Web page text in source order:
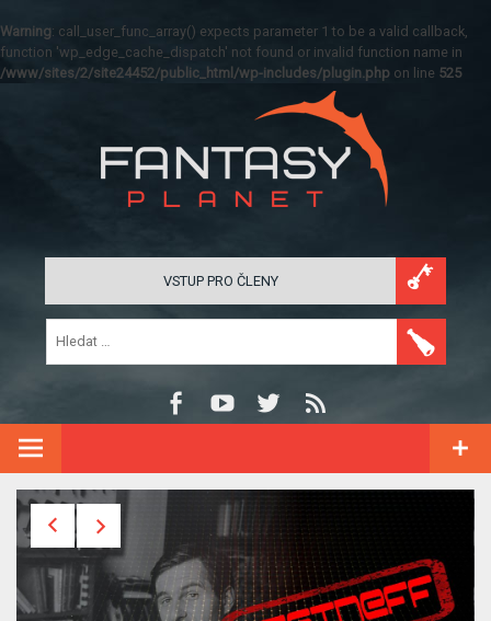
Warning: call_user_func_array() expects parameter 1 to be a valid callback,
function 'wp_edge_cache_dispatch' not found or invalid function name in
/www/sites/2/site24452/public_html/wp-includes/plugin.php on line 525
VSTUP PRO ČLENY